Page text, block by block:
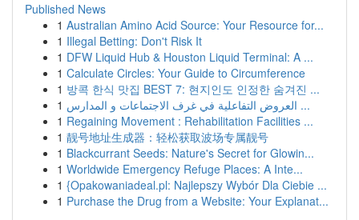
Published News
1 Australian Amino Acid Source: Your Resource for...
1 Illegal Betting: Don't Risk It
1 DFW Liquid Hub & Houston Liquid Terminal: A ...
1 Calculate Circles: Your Guide to Circumference
1 방콕 한식 맛집 BEST 7: 현지인도 인정한 숨겨진 ...
1
العروض التفاعلية في غرف الاجتماعات و المدارس ...
1 Regaining Movement : Rehabilitation Facilities ...
1 靓号地址生成器：轻松获取波场专属靓号
1 Blackcurrant Seeds: Nature's Secret for Glowin...
1 Worldwide Emergency Refuge Places: A Inte...
1 {Opakowaniadeal.pl: Najlepszy Wybór Dla Ciebie ...
1 Purchase the Drug from a Website: Your Explanat...